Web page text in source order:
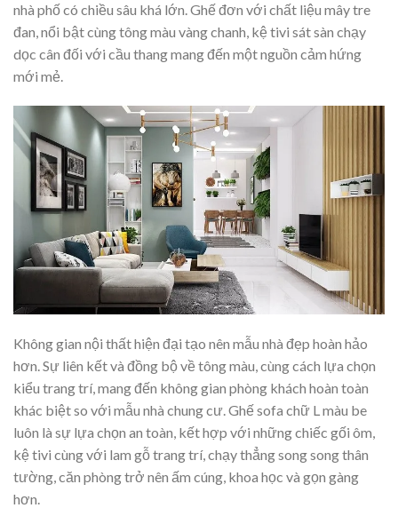
nhà phố có chiều sâu khá lớn. Ghế đơn với chất liệu mây tre
đan, nổi bật cùng tông màu vàng chanh, kệ tivi sát sàn chạy
dọc cân đối với cầu thang mang đến một nguồn cảm hứng
mới mẻ.
Không gian nội thất hiện đại tạo nên mẫu nhà đẹp hoàn hảo
hơn. Sự liên kết và đồng bộ về tông màu, cùng cách lựa chọn
kiểu trang trí, mang đến không gian phòng khách hoàn toàn
khác biệt so với mẫu nhà chung cư. Ghế sofa chữ L màu be
luôn là sự lựa chọn an toàn, kết hợp với những chiếc gối ôm,
kệ tivi cùng với lam gỗ trang trí, chạy thẳng song song thân
tường, căn phòng trở nên ấm cúng, khoa học và gọn gàng
hơn.